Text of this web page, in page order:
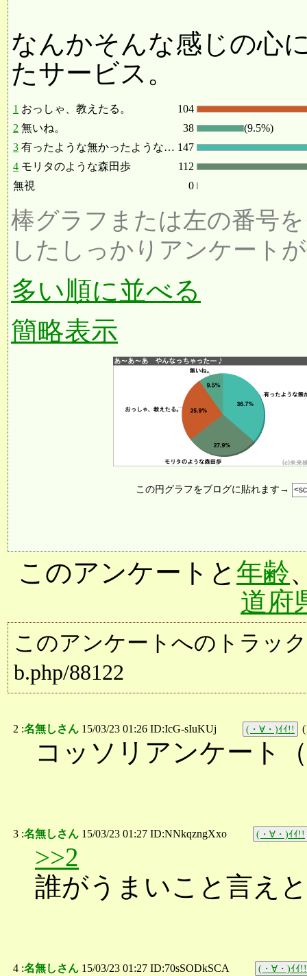
なんかそんな感じの心
たサービス。
1 おっしゃ、教えたる。
104
2 無いね。 38
(9.5%)
3 有ったような無かったような… 147
4 モリタのような森田歩
112
無視
0
棒グラフまたは左の番号
したしっかりアンケート
多い順に並べる
簡略表示
この円グラフをブログに貼れます→
このアンケートと 年齢
道府
このアンケートへのトラッ
b.php/88122
2 :名無しさん 15/03/23 01:26 ID:IcG-sIuKUj (・∀・)ｲｲ!! (
コッソリアンケート
3 :名無しさん 15/03/23 01:27 ID:NNkqzngXxo (・∀・)ｲｲ!!
>>2
誰がうまいこと言え
4 :名無しさん 15/03/23 01:27 ID:70sSODkSCA (・∀・)ｲｲ!!